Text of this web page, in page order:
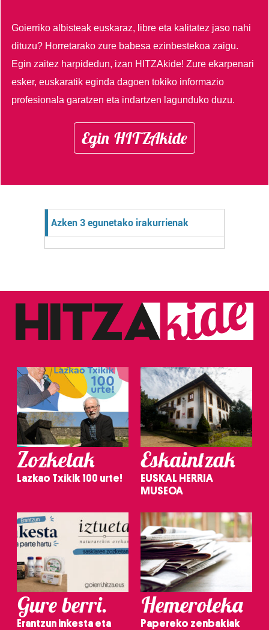
Goierriko albisteak euskaraz, libre eta kalitatez jaso nahi
dituzu? Horretarako zure babesa ezinbestekoa zaigu.
Egin zaitez harpidedun, izan HITZAkide!Zure ekarpenari
esker, euskaratik eginda dagoen tokiko informazio
profesionala garatzen eta indartzen lagunduko duzu.
Egin HITZAkide
Azken 3 egunetako irakurrienak
Zozketak
Lazkao Txikik 100 urte!
Eskaintzak
EUSKAL HERRIA
MUSEOA
Gure berri.
Erantzun inkesta eta
Hemeroteka
Papereko zenbakiak